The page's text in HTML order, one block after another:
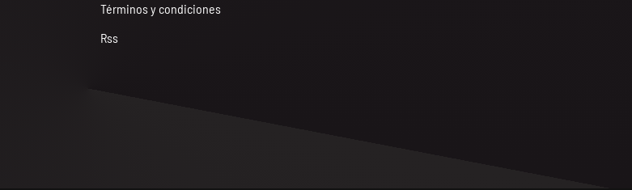
Términos y condiciones
Rss